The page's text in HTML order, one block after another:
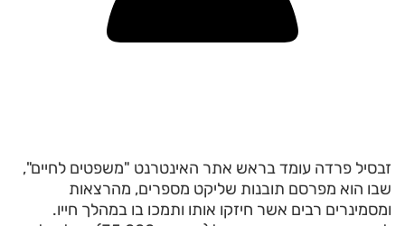
זבסיל פרדה עומד בראש אתר האינטרנט "משפטים לחיים",
שבו הוא מפרסם תובנות שליקט מספרים, מהרצאות
ומסמינרים רבים אשר חיזקו אותו ותמכו בו במהלך חייו.